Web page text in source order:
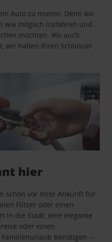
Auto zu mieten. Denn wir
wie möglich losfahren und
möchten. Wo auch
wir halten Ihren Schlüssel
hier
schon vor Ihrer Ankunft für
Flitzer oder einen
in die Stadt, eine elegante
oder einen
benötigen –